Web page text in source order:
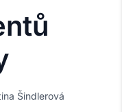
Šindlerová